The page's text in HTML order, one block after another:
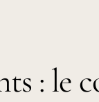
: le